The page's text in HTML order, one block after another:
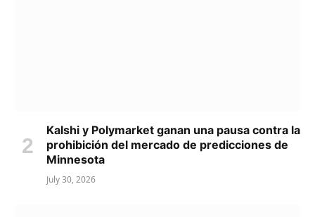
Kalshi y Polymarket ganan una pausa contra la
prohibición del mercado de predicciones de
Minnesota
July 30, 2026